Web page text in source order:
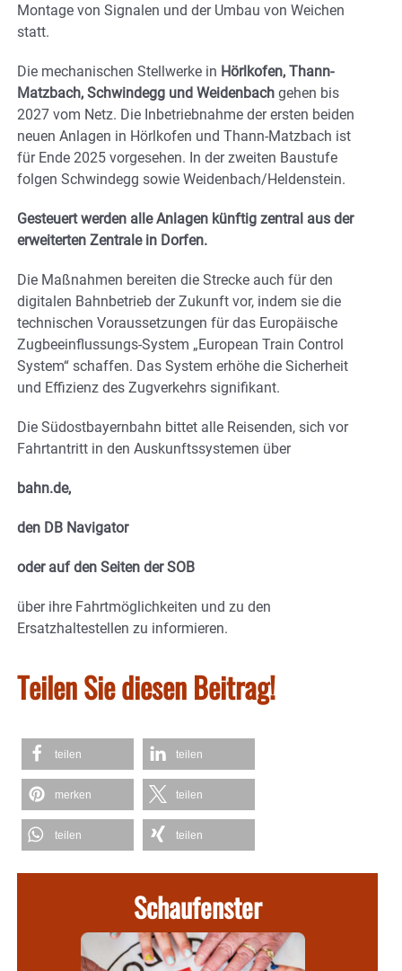
Montage von Signalen und der Umbau von Weichen
statt.
Die mechanischen Stellwerke in Hörlkofen, Thann-
Matzbach, Schwindegg und Weidenbach gehen bis
2027 vom Netz. Die Inbetriebnahme der ersten beiden
neuen Anlagen in Hörlkofen und Thann-Matzbach ist
für Ende 2025 vorgesehen. In der zweiten Baustufe
folgen Schwindegg sowie Weidenbach/Heldenstein.
Gesteuert werden alle Anlagen künftig zentral aus der
erweiterten Zentrale in Dorfen.
Die Maßnahmen bereiten die Strecke auch für den
digitalen Bahnbetrieb der Zukunft vor, indem sie die
technischen Voraussetzungen für das Europäische
Zugbeeinflussungs-System „European Train Control
System“ schaffen. Das System erhöhe die Sicherheit
und Effizienz des Zugverkehrs signifikant.
Die Südostbayernbahn bittet alle Reisenden, sich vor
Fahrtantritt in den Auskunftssystemen über
bahn.de,
den DB Navigator
oder auf den Seiten der SOB
über ihre Fahrtmöglichkeiten und zu den
Ersatzhaltestellen zu informieren.
Teilen Sie diesen Beitrag!
teilen teilen
merken teilen
teilen teilen
Schaufenster